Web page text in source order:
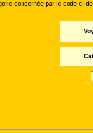
concernée par le code ci-